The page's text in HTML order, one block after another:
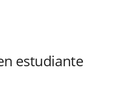
estudiante